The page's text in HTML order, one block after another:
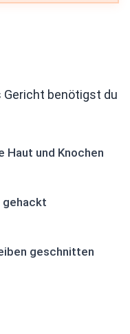
Gericht benötigst du
Haut und Knochen
geschnitten